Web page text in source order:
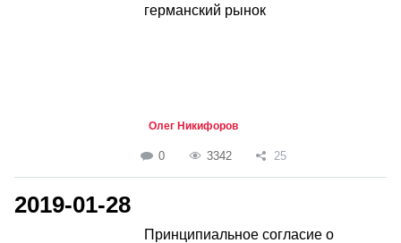
германский рынок
Олег Никифоров
0 3342 25
2019-01-28
Принципиальное согласие о